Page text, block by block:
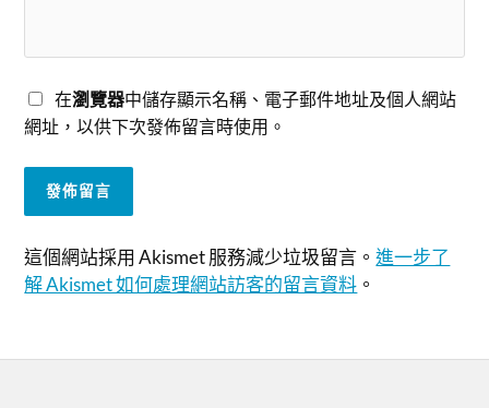
在瀏覽器中儲存顯示名稱、電子郵件地址及個人網站
網址，以供下次發佈留言時使用。
這個網站採用 Akismet 服務減少垃圾留言。進一步了
解 Akismet 如何處理網站訪客的留言資料 。